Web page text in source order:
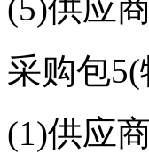
(5)供应
采购包
(1)供应